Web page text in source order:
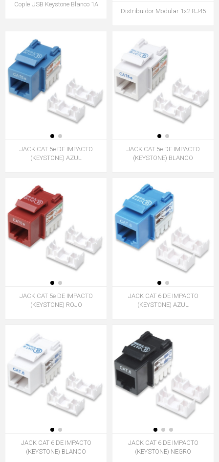
Cople USB Keystone Blanco 1A
Distribuidor Modular 1x2 RJ45
JACK CAT 5e DE IMPACTO
(KEYSTONE) AZUL
JACK CAT 5e DE IMPACTO
(KEYSTONE) BLANCO
JACK CAT 5e DE IMPACTO
(KEYSTONE) ROJO
JACK CAT 6 DE IMPACTO
(KEYSTONE) AZUL
JACK CAT 6 DE IMPACTO
(KEYSTONE) BLANCO
JACK CAT 6 DE IMPACTO
(KEYSTONE) NEGRO